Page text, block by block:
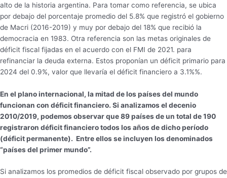
alto de la historia argentina. Para tomar como referencia, se ubica
por debajo del porcentaje promedio del 5.8% que registró el gobierno
de Macri (2016-2019) y muy por debajo del 18% que recibió la
democracia en 1983. Otra referencia son las metas originales de
déficit fiscal fijadas en el acuerdo con el FMI de 2021. para
refinanciar la deuda externa. Estos proponían un déficit primario para
2024 del 0.9%, valor que llevaría el déficit financiero a 3.1%%.
En el plano internacional, la mitad de los países del mundo
funcionan con déficit financiero. Si analizamos el decenio
2010/2019, podemos observar que 89 países de un total de 190
registraron déficit financiero todos los años de dicho período
(déficit permanente). Entre ellos se incluyen los denominados
“países del primer mundo”.
Si analizamos los promedios de déficit fiscal observado por grupos de